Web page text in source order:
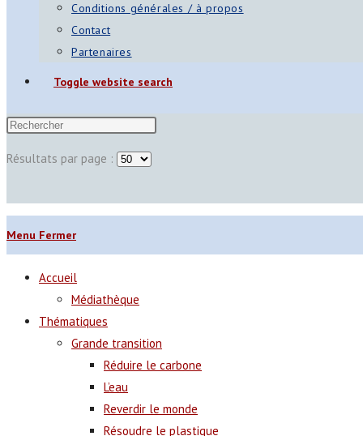
Conditions générales / à propos
Contact
Partenaires
Toggle website search
Résultats par page :
Menu Fermer
Accueil
Médiathèque
Thématiques
Grande transition
Réduire le carbone
L’eau
Reverdir le monde
Résoudre le plastique